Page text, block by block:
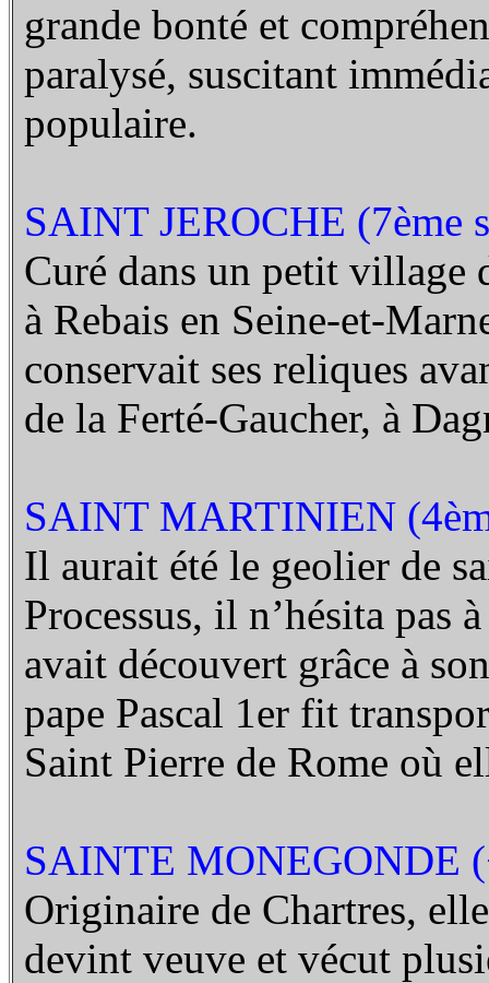
grande bonté et
paralysé, suscitant
populaire.
SAINT JEROCHE (7ème
Curé dans un petit village
à Rebais en Seine-et-
conservait ses reliques
de la Ferté-Gaucher, à
SAINT MARTINIEN
Il aurait été le geolier de
Processus, il n’hésita pas
avait découvert grâce à
pape Pascal 1er fit
Saint Pierre de Rome où
SAINTE MONEGONDE
Originaire de Chartres,
devint veuve et vécut